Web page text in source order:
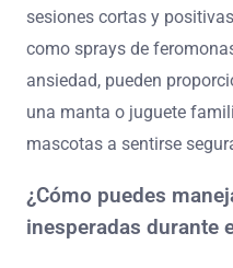
las mascotas
exponer a las mascotas a
sesiones cortas y